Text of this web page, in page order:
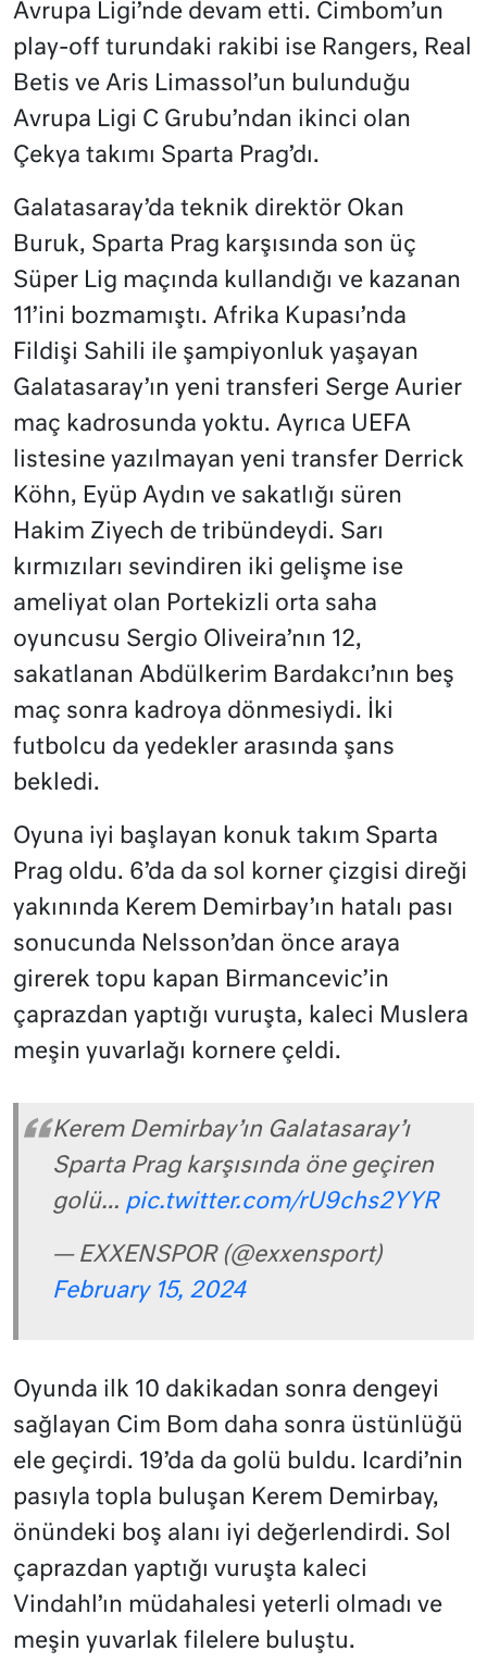
Avrupa Ligi’nde devam etti. Cimbom’un
play-off turundaki rakibi ise Rangers, Real
Betis ve Aris Limassol’un bulunduğu
Avrupa Ligi C Grubu’ndan ikinci olan
Çekya takımı Sparta Prag’dı.
Galatasaray’da teknik direktör Okan
Buruk, Sparta Prag karşısında son üç
Süper Lig maçında kullandığı ve kazanan
11’ini bozmamıştı. Afrika Kupası’nda
Fildişi Sahili ile şampiyonluk yaşayan
Galatasaray’ın yeni transferi Serge Aurier
maç kadrosunda yoktu. Ayrıca UEFA
listesine yazılmayan yeni transfer Derrick
Köhn, Eyüp Aydın ve sakatlığı süren
Hakim Ziyech de tribündeydi. Sarı
kırmızıları sevindiren iki gelişme ise
ameliyat olan Portekizli orta saha
oyuncusu Sergio Oliveira’nın 12,
sakatlanan Abdülkerim Bardakcı’nın beş
maç sonra kadroya dönmesiydi. İki
futbolcu da yedekler arasında şans
bekledi.
Oyuna iyi başlayan konuk takım Sparta
Prag oldu. 6’da da sol korner çizgisi direği
yakınında Kerem Demirbay’ın hatalı pası
sonucunda Nelsson’dan önce araya
girerek topu kapan Birmancevic’in
çaprazdan yaptığı vuruşta, kaleci Muslera
meşin yuvarlağı kornere çeldi.
Kerem Demirbay’ın Galatasaray’ı
Sparta Prag karşısında öne geçiren
golü… pic.twitter.com/rU9chs2YYR
— EXXENSPOR (@exxensport)
February 15, 2024
Oyunda ilk 10 dakikadan sonra dengeyi
sağlayan Cim Bom daha sonra üstünlüğü
ele geçirdi. 19’da da golü buldu. Icardi’nin
pasıyla topla buluşan Kerem Demirbay,
önündeki boş alanı iyi değerlendirdi. Sol
çaprazdan yaptığı vuruşta kaleci
Vindahl’ın müdahalesi yeterli olmadı ve
meşin yuvarlak filelere buluştu.